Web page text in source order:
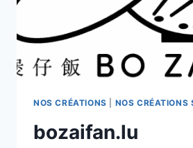
NOS CRÉATIONS NOS CRÉATIONS
bozaifan.lu